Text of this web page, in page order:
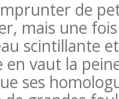
de
mais une
scintillante
vaut la
ses